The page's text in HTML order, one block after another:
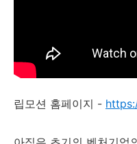
립모션 홈페이지 -